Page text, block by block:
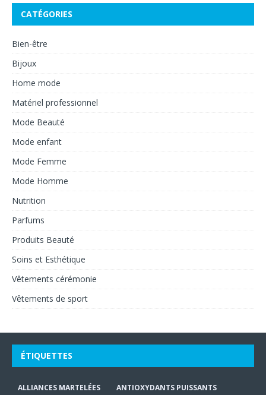
CATÉGORIES
Bien-être
Bijoux
Home mode
Matériel professionnel
Mode Beauté
Mode enfant
Mode Femme
Mode Homme
Nutrition
Parfums
Produits Beauté
Soins et Esthétique
Vêtements cérémonie
Vêtements de sport
ÉTIQUETTES
ALLIANCES MARTELÉES ANTIOXYDANTS PUISSANTS